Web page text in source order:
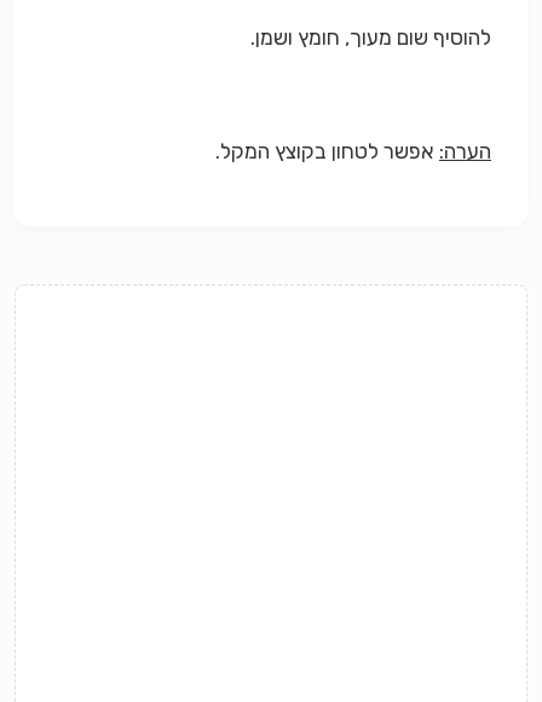
להוסיף שום מעוך, חומץ ושמן.
הערה: אפשר לטחון בקוצץ המקל.